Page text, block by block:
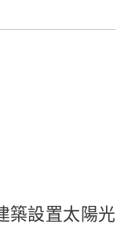
築設置太陽光